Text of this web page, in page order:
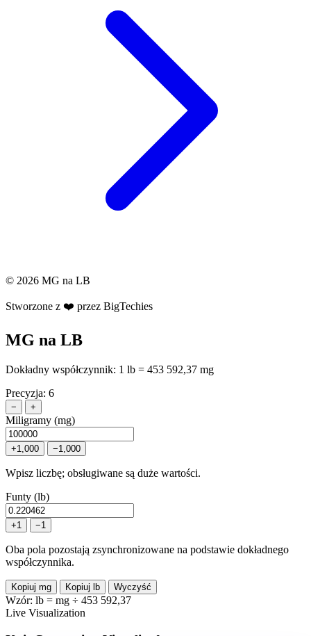
© 2026 MG na LB
Stworzone z ❤️ przez BigTechies
MG na LB
Dokładny współczynnik: 1 lb = 453 592,37 mg
Precyzja: 6
− +
Miligramy (mg)
+1,000 −1,000
Wpisz liczbę; obsługiwane są duże wartości.
Funty (lb)
+1 −1
Oba pola pozostają zsynchronizowane na podstawie dokładnego
współczynnika.
Kopiuj mg Kopiuj lb Wyczyść
Wzór: lb = mg ÷ 453 592,37
Live Visualization